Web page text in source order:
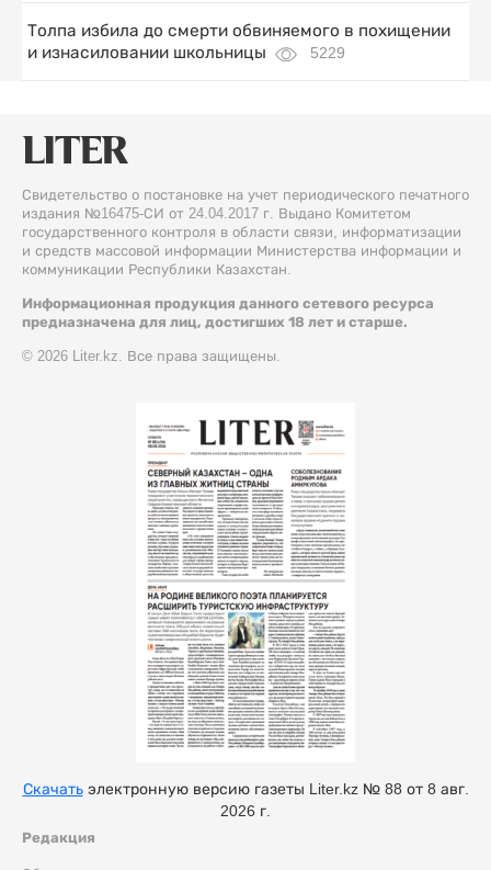
Толпа избила до смерти обвиняемого в похищении
и изнасиловании школьницы
5229
Свидетельство о постановке на учет периодического печатного
издания №16475-СИ от 24.04.2017 г. Выдано Комитетом
государственного контроля в области связи, информатизации
и средств массовой информации Министерства информации и
коммуникации Республики Казахстан.
Информационная продукция данного сетевого ресурса
предназначена для лиц, достигших 18 лет и старше.
© 2026 Liter.kz. Все права защищены.
Редакция
Скачатьэлектронную версию газеты Liter.kz № 88 от 8 авг.
2026 г.